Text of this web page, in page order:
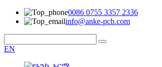
0086 0755 3357 2336
info@anke-pcb.com
EN